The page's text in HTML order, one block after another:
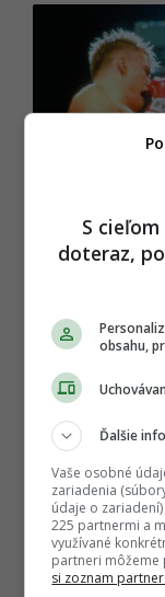
TAGY:
S
doteraz,
obsahu,
Ďalšie
Vaše osobné
zariadenia
údaje o
225 partnermi a
využívané
partneri môžeme
si zoznam